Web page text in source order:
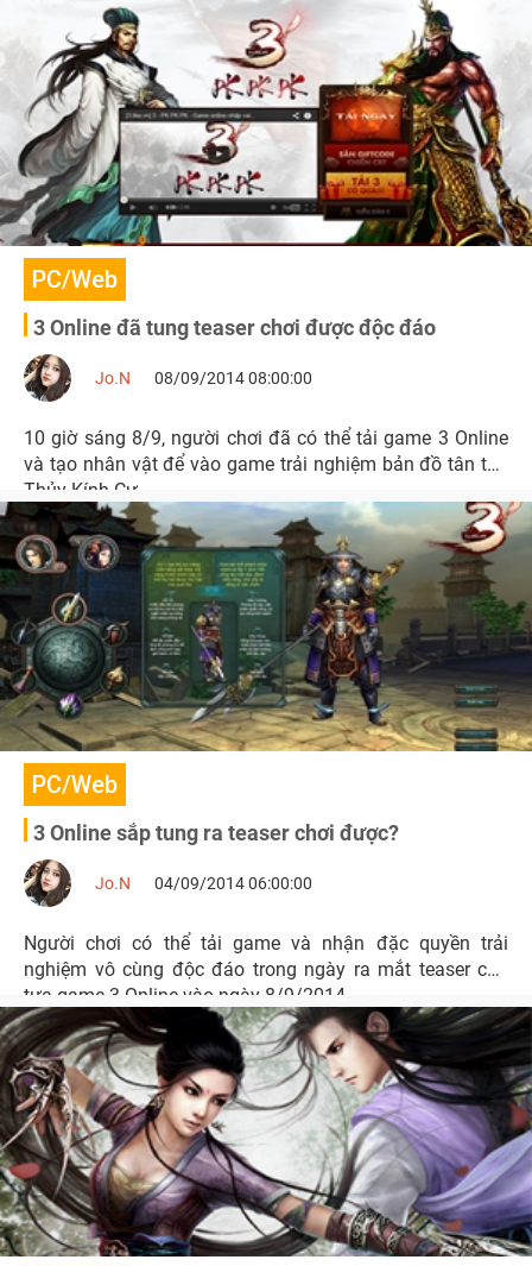
Closed Beta 11/9.
PC/Web
3 Online đã tung teaser chơi được độc đáo
Jo.N 08/09/2014 08:00:00
10 giờ sáng 8/9, người chơi đã có thể tải game 3 Online
và tạo nhân vật để vào game trải nghiệm bản đồ tân thủ
Thủy Kính Cư.
PC/Web
3 Online sắp tung ra teaser chơi được?
Jo.N 04/09/2014 06:00:00
Người chơi có thể tải game và nhận đặc quyền trải
nghiệm vô cùng độc đáo trong ngày ra mắt teaser của
tựa game 3 Online vào ngày 8/9/2014.